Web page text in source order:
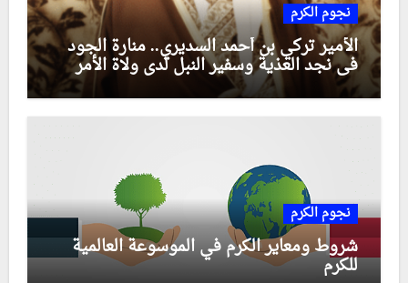
نجوم الكرم
الأمير تركي بن أحمد السديري.. منارة الجود
في نجد العذية وسفير النبل لدى ولاة الأمر
نجوم الكرم
شروط ومعاير الكرم في الموسوعة العالمية
للكرم